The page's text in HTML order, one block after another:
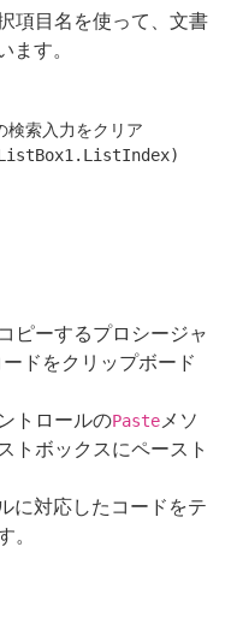
項目名を使って、文書
す。
検索入力をクリア
ピーするプロシージャ
ドをクリップボード
トロールのPasteメソ
トボックスにペースト
に対応したコードをテ